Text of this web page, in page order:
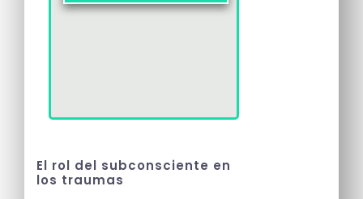
El rol del subconsciente en
los traumas